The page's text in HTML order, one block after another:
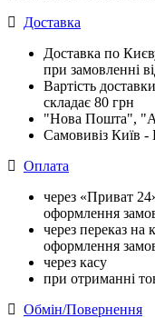
Доставка
Доставка по
при замовленні
Вартість
складає 80 грн
"Нова Пошта",
Самовивіз Київ -
Оплата
через «Приват
оформлення
через переказ на
оформлення
через касу
при отриманні
Обмін/Повернення